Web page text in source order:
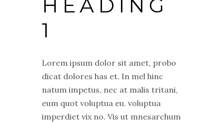
HEADING
1
Lorem ipsum dolor sit amet, probo
dicat dolores has et. In mel hinc
natum impetus, nec at malis tritani,
eum quot voluptua eu. voluptua
imperdiet vix no. Vis ut mnesarchum